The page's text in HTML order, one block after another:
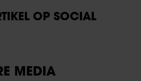
OP SOCIAL
MEDIA